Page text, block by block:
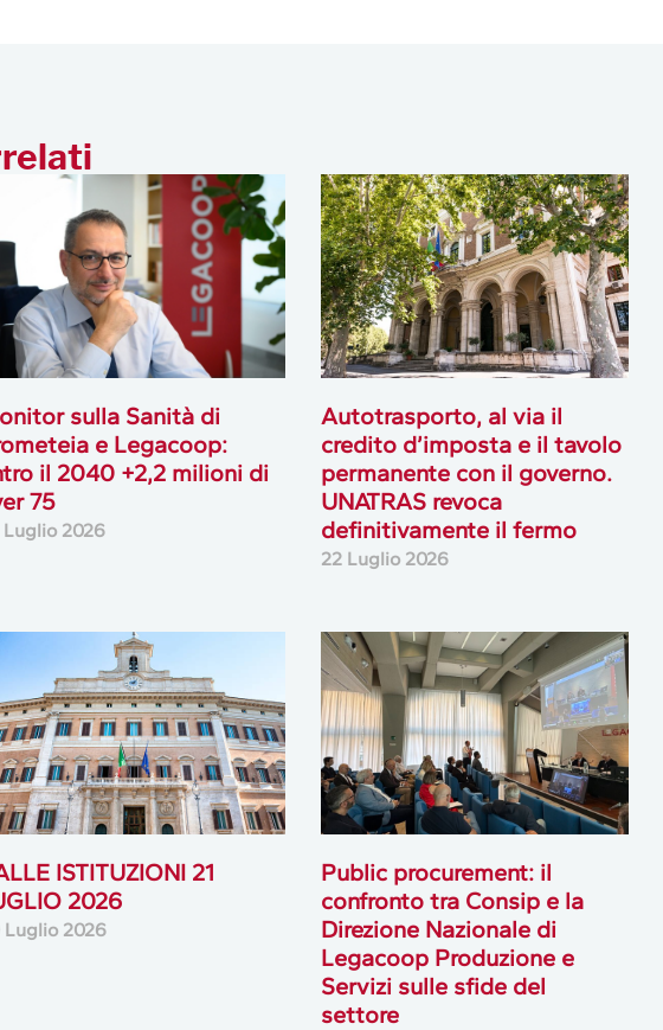
sulla Sanità di
e Legacoop:
il 2040 +2,2 milioni di
75
Luglio 2026
Autotrasporto, al via il
credito d’imposta e il tavolo
permanente con il governo.
UNATRAS revoca
definitivamente il fermo
22 Luglio 2026
ISTITUZIONI 21
2026
Luglio 2026
Public procurement: il
confronto tra Consip e la
Direzione Nazionale di
Legacoop Produzione e
Servizi sulle sfide del
settore